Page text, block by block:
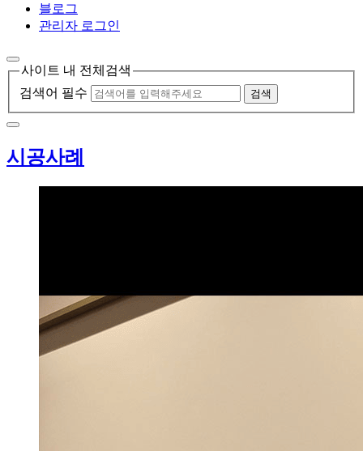
블로그
관리자 로그인
사이트 내 전체검색
검색어 필수
검색
시공사례